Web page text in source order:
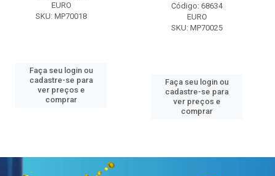
EURO
SKU: MP70018
Faça seu login ou
cadastre-se para
ver preços e
comprar
Código: 68634
EURO
SKU: MP70025
Faça seu login ou
cadastre-se para
ver preços e
comprar